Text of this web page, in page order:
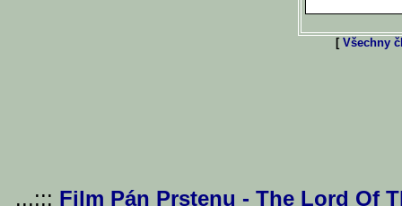
[ Všechny
...::: Film Pán Prstenu - The Lord Of